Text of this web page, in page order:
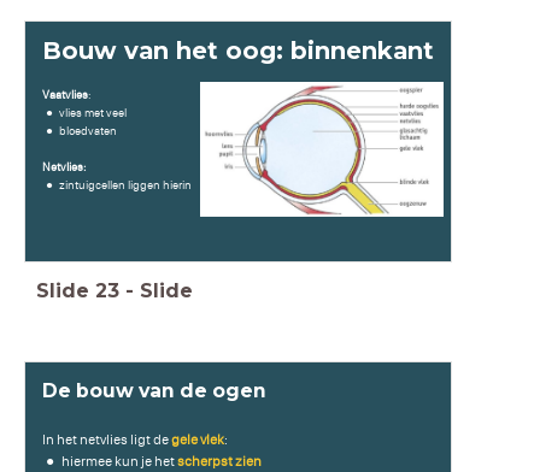
Bouw van het oog: binnenkant
Vaatvlies:
vlies met veel
bloedvaten
Netvlies:
zintuigcellen liggen hierin
Slide 23 - Slide
De bouw van de ogen
In het netvlies ligt degele vlek:
hiermee kun je hetscherpst zien